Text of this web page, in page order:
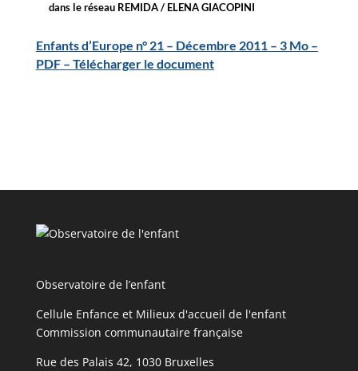
dans le réseau REMIDA / ELENA GIACOPINI
Enfants d’Europe n° 21 – Décembre 2011 – 3 Mo –
PDF – Télécharger le document
Observatoire de l’enfant
Cellule Enfance et Milieux d'accueil de l'enfant
Commission communautaire française
Rue des Palais 42, 1030 Bruxelles